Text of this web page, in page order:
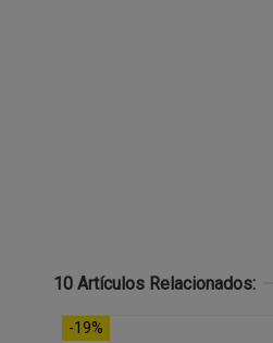
10 Artículos Relacionados:
-19%